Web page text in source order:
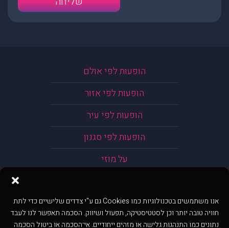
אנו משתמשים בטכנולוגיות כמו Cookies גם ע"י צדדים שלישיים כדי לתת
חוויה טובה יותר וכן לסטטיסטיקה, תפעול ושיווק. הסכמה תאפשר לנו לעבד
נתונים כמו התנהגות גלישה או מזהים ייחודיים. אי־הסכמה או ביטול הסכמה
הופעות לפי אולם
הופעות לפי אזור
הופעות לפי עיר
הופעות לפי סגנון
על מוזי